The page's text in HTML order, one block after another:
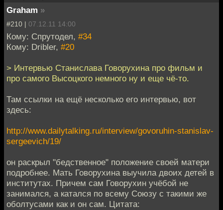
Graham »
#210 | 07.12.11 14:00
Кому: Спрутодел, #34
Кому: Dribler, #20
> Интервью Станислава Говорухина про фильм и
про самого Высоцкого немного ну и еще чё-то.
Там ссылки на ещё несколько его интервью, вот
здесь:
http://www.dailytalking.ru/interview/govoruhin-stanislav-
sergeevich/19/
он раскрыл "бедственное" положение своей матери
подробнее. Мать Говорухина выучила двоих детей в
институтах. Причем сам Говорухин учёбой не
занимался, а катался по всему Союзу с такими же
оболтусами как и он сам. Цитата: